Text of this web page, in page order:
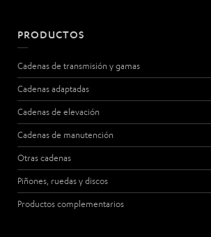
PRODUCTOS
Cadenas de transmisión y gamas
Cadenas adaptadas
Cadenas de elevación
Cadenas de manutención
Otras cadenas
Piñones, ruedas y discos
Productos complementarios